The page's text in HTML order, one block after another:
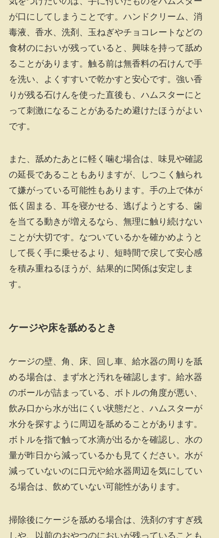
が口にしてしまうことです。ハンドクリーム、消
毒液、香水、洗剤、玉ねぎやチョコレートなどの
食材のにおいが残っていると、興味を持って舐め
ることがあります。触る前は無香料の石けんで手
を洗い、よくすすいで乾かすと安心です。強い香
りが残る石けんを使った直後も、ハムスターにと
って刺激になることがあるため避けたほうがよい
です。
また、舐めたあとに軽く噛む場合は、味見や確認
の延長であることもありますが、しつこく触られ
て嫌がっている可能性もあります。手の上で体が
低く固まる、耳を寝かせる、逃げようとする、歯
を当てる動きが増えるなら、無理に触り続けない
ことが大切です。なついているかを確かめようと
して長く手に乗せるより、短時間で戻して安心感
を積み重ねるほうが、結果的に関係は安定しま
す。
ケージや床を舐めるとき
ケージの壁、角、床、回し車、給水器の周りを舐
める場合は、まず水と汚れを確認します。給水器
のボールが詰まっている、ボトルの角度が悪い、
飲み口から水が出にくい状態だと、ハムスターが
水分を探すように周辺を舐めることがあります。
ボトルを指で触って水滴が出るかを確認し、水の
量が昨日から減っているかも見てください。水が
減っていないのに口元や給水器周辺を気にしてい
る場合は、飲めていない可能性があります。
掃除後にケージを舐める場合は、洗剤のすすぎ残
しや、以前のおやつのにおいが残っていることも